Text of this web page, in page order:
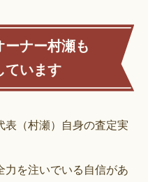
ーナー村瀬も
ています
表（村瀬）自身の査定実
力を注いでいる自信があ